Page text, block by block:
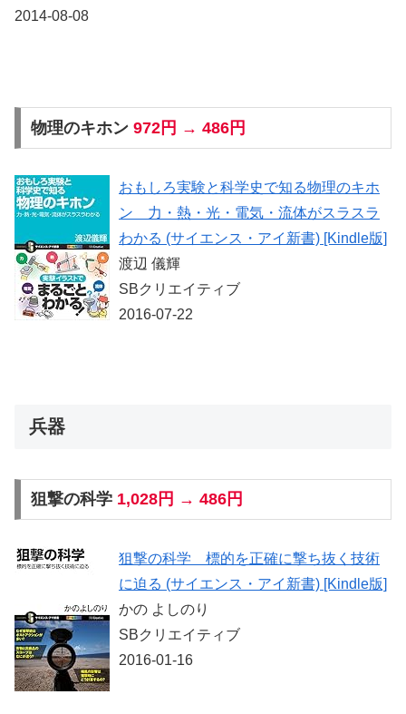
2014-08-08
物理のキホン 972円 → 486円
おもしろ実験と科学史で知る物理のキホ
ン 力・熱・光・電気・流体がスラスラ
わかる (サイエンス・アイ新書) [Kindle版]
渡辺 儀輝
SBクリエイティブ
2016-07-22
兵器
狙撃の科学 1,028円 → 486円
狙撃の科学 標的を正確に撃ち抜く技術
に迫る (サイエンス・アイ新書) [Kindle版]
かの よしのり
SBクリエイティブ
2016-01-16